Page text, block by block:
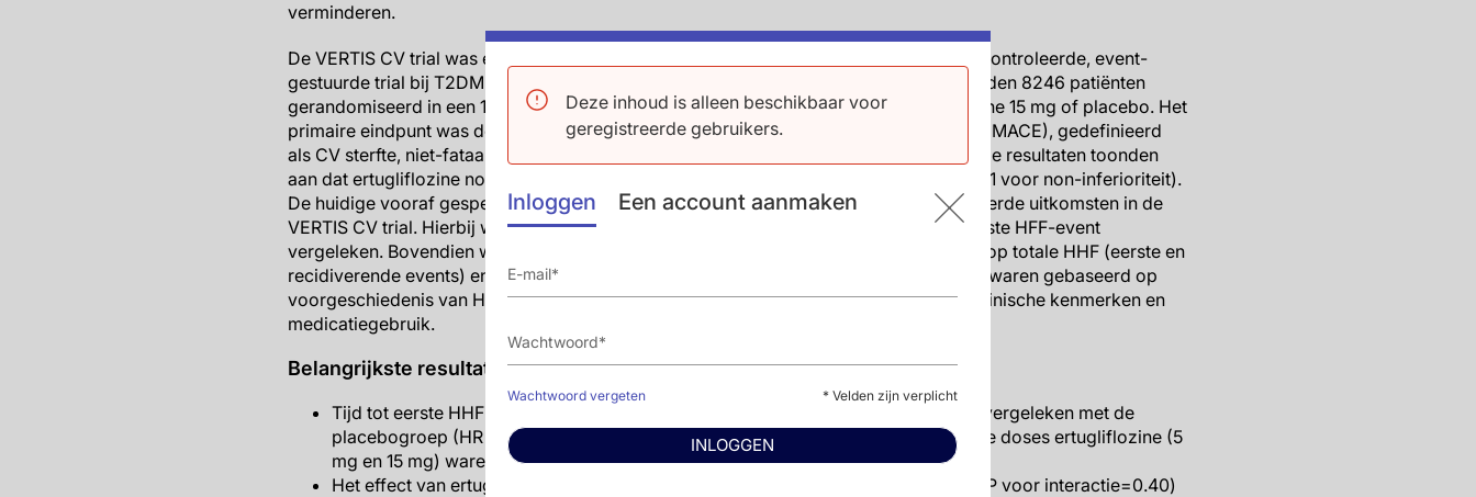
Deze inhoud is alleen beschikbaar voor
geregistreerde gebruikers.
Inloggen Een account aanmaken
Wachtwoord vergeten * Velden zijn verplicht
INLOGGEN
verminderen.
De VERTIS CV trial was een multicenter, gerandomiseerde, dubbelblinde, placebo-gecontroleerde, event-
gestuurde trial bij T2DM patiënten met atherosclerotische CVD (ASCVD). In totaal werden 8246 patiënten
gerandomiseerd in een 1:1:1 ratio naar behandeling met ertugliflozine 5 mg, ertugliflozine 15 mg of placebo. Het
primaire eindpunt was de tijd tot het eerste optreden van majeure nadelige CV events (MACE), gedefinieerd
als CV sterfte, niet-fataal myocardinfarct of niet-fatale beroerte. Eerder gepresenteerde resultaten toonden
aan dat ertugliflozine non-inferieur was aan placebo op het primaire eindpunt (P<0.001 voor non-inferioriteit).
De huidige vooraf gespecificeerde secundaire analyses waren gericht op HF-gerelateerde uitkomsten in de
VERTIS CV trial. Hierbij werd het effect van ertugliflozine vs. placebo op de tijd tot eerste HFF-event
vergeleken. Bovendien werd het effect van ertugliflozine, in vergelijking met placebo, op totale HHF (eerste en
recidiverende events) en totale HHF/CV sterfgevallen onderzocht. Subgroepanalyses waren gebaseerd op
voorgeschiedenis van HF, ejectiefractie vóór de trial en andere factoren, waaronder klinische kenmerken en
medicatiegebruik.
Belangrijkste resultaten
Tijd tot eerste HHF was 30% lager in de ertugliflozine-groep (gepoolde doses), vergeleken met de
placebogroep (HR 0.70, 95%CI 0.54-0.90, P=0.06). Resultaten met de individuele doses ertugliflozine (5
mg en 15 mg) waren consistent met de gepoolde analyse.
Het effect van ertugliflozine werd niet gewijzigd door een geschiedenis met HF (P voor interactie=0.40)